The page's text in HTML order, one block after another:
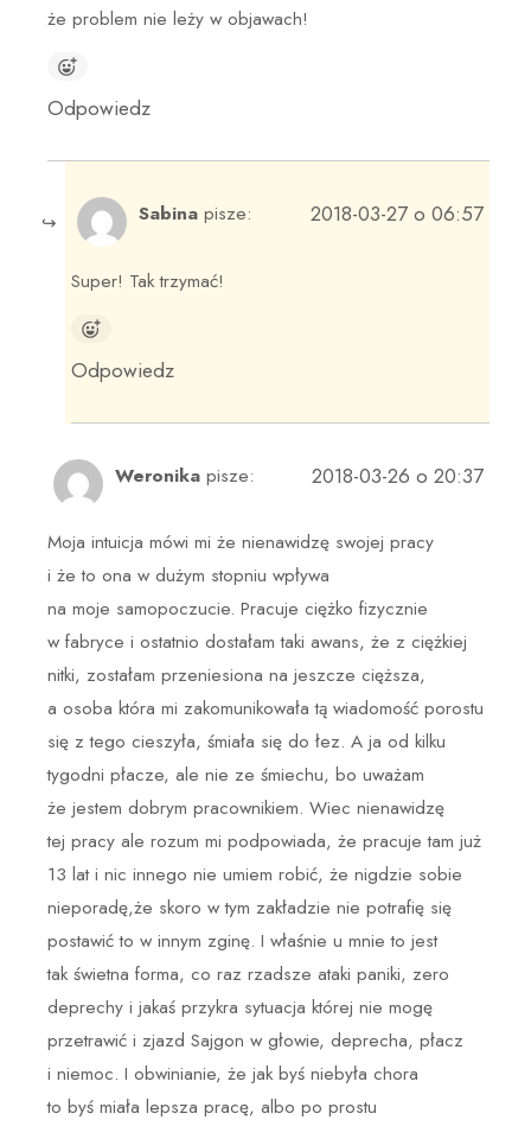
że problem nie leży w objawach!
Odpowiedz
Sabina pisze: 2018-03-27 o 06:57
Super! Tak trzymać!
Odpowiedz
Weronika pisze: 2018-03-26 o 20:37
Moja intuicja mówi mi że nienawidzę swojej pracy
i że to ona w dużym stopniu wpływa
na moje samopoczucie. Pracuje ciężko fizycznie
w fabryce i ostatnio dostałam taki awans, że z ciężkiej
nitki, zostałam przeniesiona na jeszcze cięższa,
a osoba która mi zakomunikowała tą wiadomość porostu
się z tego cieszyła, śmiała się do łez. A ja od kilku
tygodni płacze, ale nie ze śmiechu, bo uważam
że jestem dobrym pracownikiem. Wiec nienawidzę
tej pracy ale rozum mi podpowiada, że pracuje tam już
13 lat i nic innego nie umiem robić, że nigdzie sobie
nieporadę,że skoro w tym zakładzie nie potrafię się
postawić to w innym zginę. I właśnie u mnie to jest
tak świetna forma, co raz rzadsze ataki paniki, zero
deprechy i jakaś przykra sytuacja której nie mogę
przetrawić i zjazd Sajgon w głowie, deprecha, płacz
i niemoc. I obwinianie, że jak byś niebyła chora
to byś miała lepsza pracę, albo po prostu